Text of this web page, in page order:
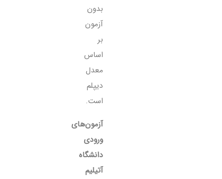
بدون
آزمون
بر
اساس
معدل
دیپلم
است.
آزمون‌های
ورودی
دانشگاه
آتیلیم